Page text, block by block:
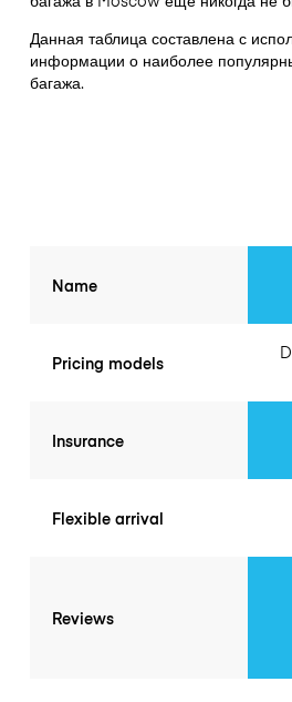
Данная таблица составлена с
информации о наиболее
багажа.
Name
Pricing models
Insurance
Flexible arrival
Reviews